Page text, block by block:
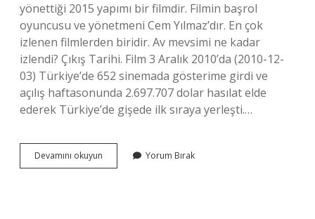
yönettiği 2015 yapımı bir filmdir. Filmin başrol
oyuncusu ve yönetmeni Cem Yılmaz’dır. En çok
izlenen filmlerden biridir. Av mevsimi ne kadar
izlendi? Çıkış Tarihi. Film 3 Aralık 2010’da (2010-12-
03) Türkiye’de 652 sinemada gösterime girdi ve
açılış haftasonunda 2.697.707 dolar hasılat elde
ederek Türkiye’de gişede ilk sıraya yerleşti.…
Devamını okuyun
Yılmaz
Yorum Bırak